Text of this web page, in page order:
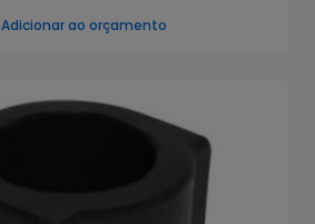
Adicionar ao orçamento